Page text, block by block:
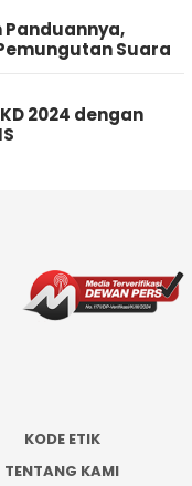
Panduannya,
Suara
2024 dengan
KODE ETIK
TENTANG KAMI